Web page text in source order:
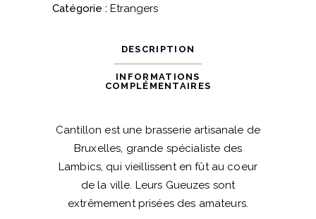
Catégorie : Etrangers
DESCRIPTION
INFORMATIONS
COMPLÉMENTAIRES
Cantillon est une brasserie artisanale de
Bruxelles, grande spécialiste des
Lambics, qui vieillissent en fût au coeur
de la ville. Leurs Gueuzes sont
extrêmement prisées des amateurs.